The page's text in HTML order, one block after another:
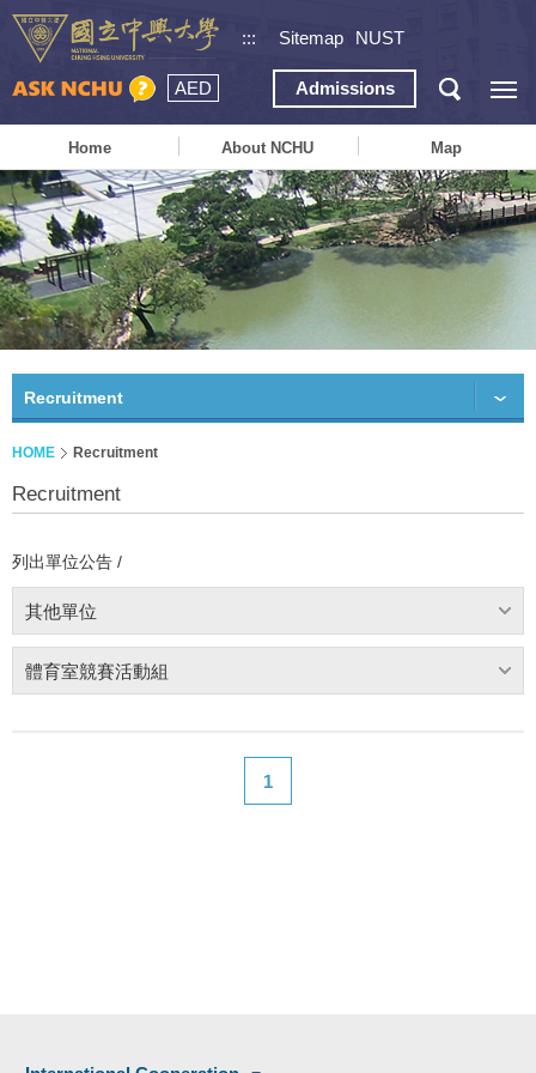
::: Sitemap NUST
AED Admissions
Home About NCHU Map
Recruitment
HOME Recruitment
Recruitment
列出單位公告 /
其他單位
體育室競賽活動組
1